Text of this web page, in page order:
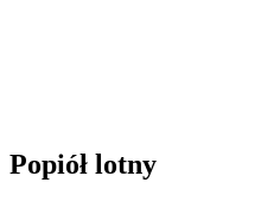
Popiół lotny